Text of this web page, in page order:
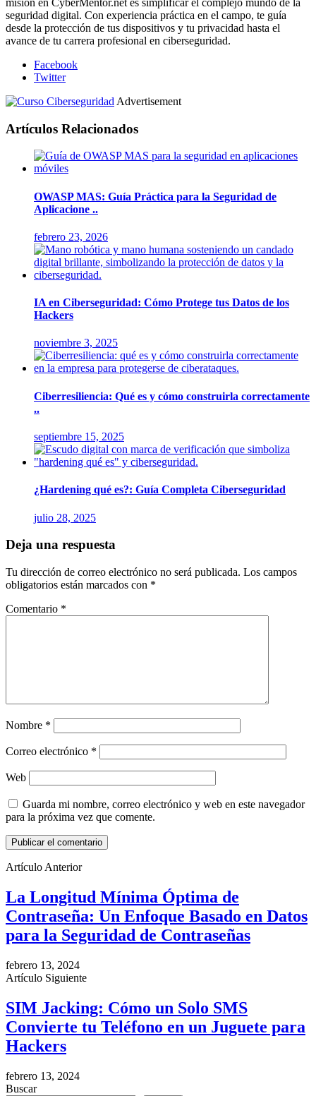
misión en CyberMentor.net es simplificar el complejo mundo de la
seguridad digital. Con experiencia práctica en el campo, te guía
desde la protección de tus dispositivos y tu privacidad hasta el
avance de tu carrera profesional en ciberseguridad.
Facebook
Twitter
Advertisement
Artículos Relacionados
OWASP MAS: Guía Práctica para la Seguridad de
Aplicacione ..
febrero 23, 2026
IA en Ciberseguridad: Cómo Protege tus Datos de los
Hackers
noviembre 3, 2025
Ciberresiliencia: Qué es y cómo construirla correctamente
..
septiembre 15, 2025
¿Hardening qué es?: Guía Completa Ciberseguridad
julio 28, 2025
Deja una respuesta
Tu dirección de correo electrónico no será publicada. Los campos
obligatorios están marcados con *
Comentario *
Nombre *
Correo electrónico *
Web
Guarda mi nombre, correo electrónico y web en este navegador
para la próxima vez que comente.
Artículo Anterior
La Longitud Mínima Óptima de
Contraseña: Un Enfoque Basado en Datos
para la Seguridad de Contraseñas
febrero 13, 2024
Artículo Siguiente
SIM Jacking: Cómo un Solo SMS
Convierte tu Teléfono en un Juguete para
Hackers
febrero 13, 2024
Buscar